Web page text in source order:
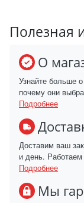
Полезная
О
Узнайте больше
почему они
Подробнее
Доставим ваш
и день.
Подробнее
Мы